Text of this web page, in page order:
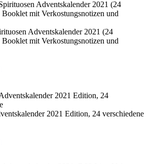
Adventskalender 2021 (24
mit Verkostungsnotizen und
2021 Edition, 24 verschiedene